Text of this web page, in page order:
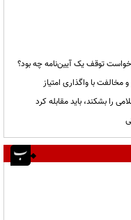
توقف یک آیین‌نامه چه بود؟
با واگذاری امتیاز
را بشکند، باید مقابله کرد